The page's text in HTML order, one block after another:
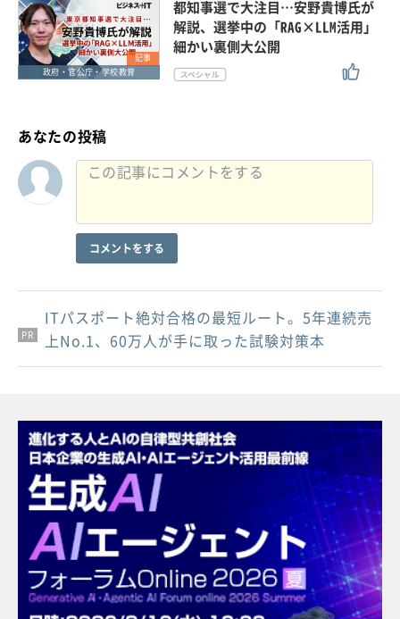
記事
政府・官公庁・学校教育
都知事選で大注目…安野貴博氏が
解説、選挙中の「RAG×LLM活用」
細かい裏側大公開
あなたの投稿
コメントをする
PR
PR
PR
ITパスポート絶対合格の最短ルート。5年連続売
上No.1、60万人が手に取った試験対策本